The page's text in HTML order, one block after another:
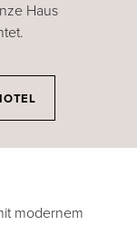
Haus
modernem